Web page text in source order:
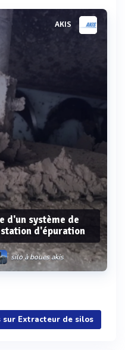
AKIS
d'un système de
d'épuration
silo à boues akis
Extracteur de silos